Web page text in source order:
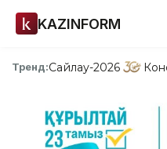
KAZINFORM
Тренд:Сайлау-2026